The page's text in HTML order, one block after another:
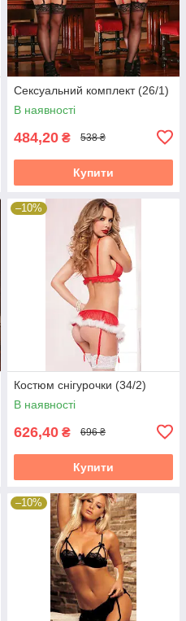
Сексуальний комплект (26/1)
В наявності
484,20 ₴ 538 ₴
Купити
–10%
Костюм снігурочки (34/2)
В наявності
626,40 ₴ 696 ₴
Купити
–10%